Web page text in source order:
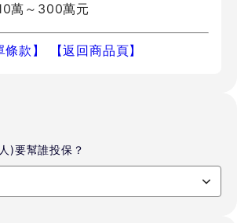
萬～300萬元
條款】 【返回商品頁】
)要幫誰投保？